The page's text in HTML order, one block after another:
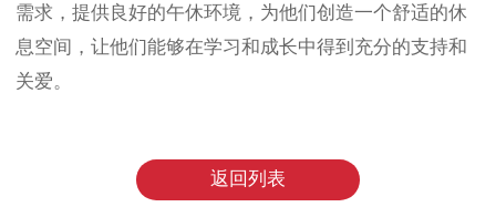
需求，提供良好的午休环境，为他们创造一个舒适的休
息空间，让他们能够在学习和成长中得到充分的支持和
关爱。
返回列表